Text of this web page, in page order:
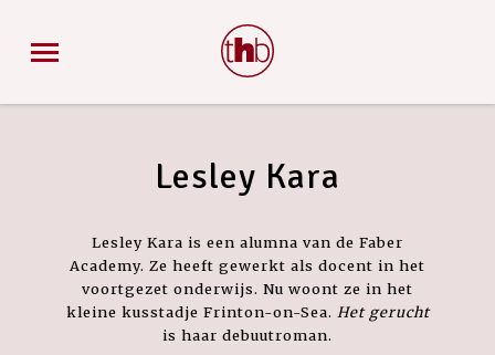
Lesley Kara
Lesley Kara is een alumna van de Faber
Academy. Ze heeft gewerkt als docent in het
voortgezet onderwijs. Nu woont ze in het
kleine kusstadje Frinton-on-Sea. Het gerucht
is haar debuutroman.